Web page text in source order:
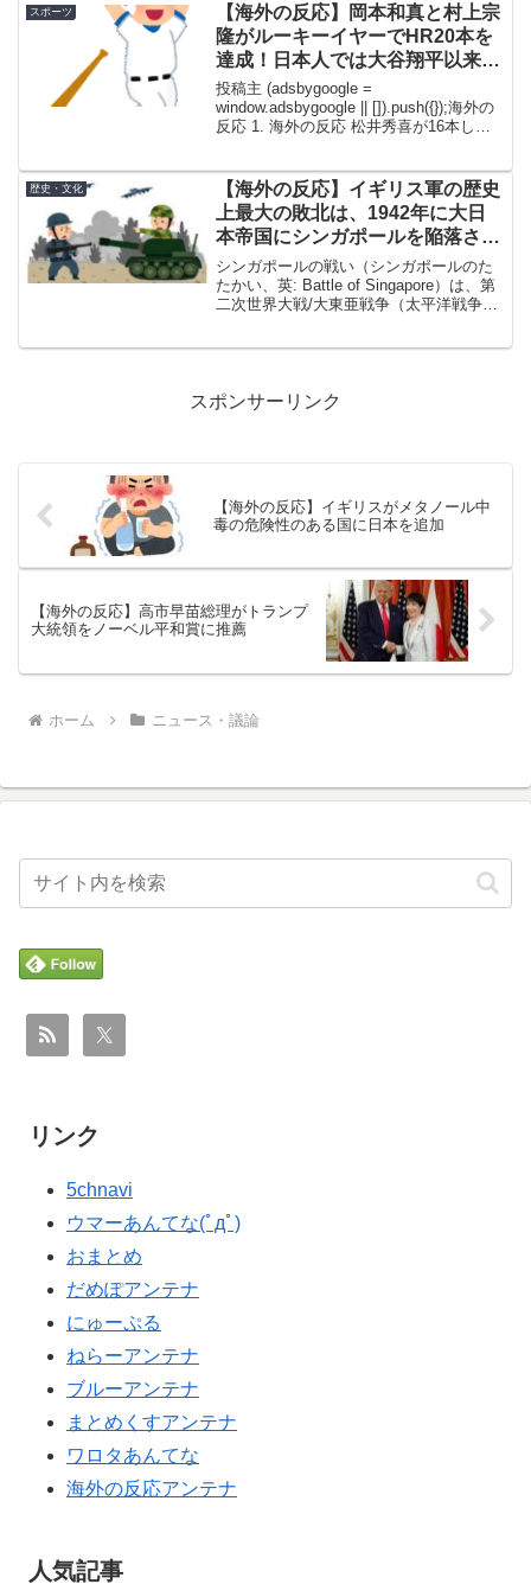
スポーツ
【海外の反応】岡本和真と村上宗
隆がルーキーイヤーでHR20本を
達成！日本人では大谷翔平以来の
記録！ → 「松井秀喜は16本しか
打ってなかったんだな」「本当に
村上の怪我はもったいない」
投稿主 (adsbygoogle =
window.adsbygoogle || []).push({});海外の
反応 1. 海外の反応 松井秀喜が16本しか
相当...
歴史・文化
【海外の反応】イギリス軍の歴史
上最大の敗北は、1942年に大日
本帝国にシンガポールを陥落され
たことらしい
シンガポールの戦い（シンガポールのた
たかい、英: Battle of Singapore）は、第
二次世界大戦/大東亜戦争（太平洋戦争）
スポンサーリンク
【海外の反応】イギリスがメタノール中
毒の危険性のある国に日本を追加
【海外の反応】高市早苗総理がトランプ
大統領をノーベル平和賞に推薦
ホーム ニュース・議論
リンク
5chnavi
ウマーあんてな(ﾟдﾟ)
おまとめ
だめぽアンテナ
にゅーぷる
ねらーアンテナ
ブルーアンテナ
まとめくすアンテナ
ワロタあんてな
海外の反応アンテナ
人気記事